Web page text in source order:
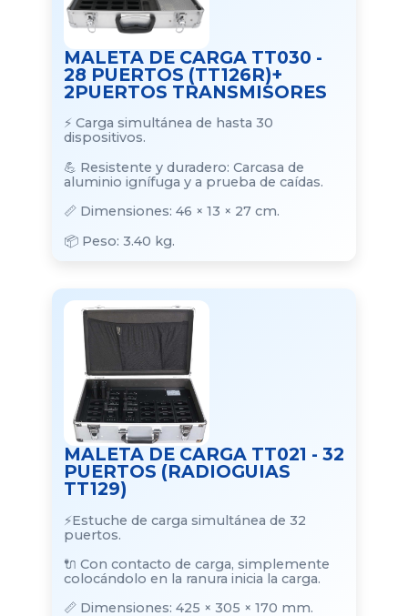
MALETA DE CARGA TT030 -
28 PUERTOS (TT126R)+
2PUERTOS TRANSMISORES
⚡ Carga simultánea de hasta 30
dispositivos.
💪 Resistente y duradero: Carcasa de
aluminio ignífuga y a prueba de caídas.
📏 Dimensiones: 46 × 13 × 27 cm.
📦 Peso: 3.40 kg.
MALETA DE CARGA TT021 - 32
PUERTOS (RADIOGUIAS
TT129)
⚡Estuche de carga simultánea de 32
puertos.
🔌 Con contacto de carga, simplemente
colocándolo en la ranura inicia la carga.
📏 Dimensiones: 425 × 305 × 170 mm.